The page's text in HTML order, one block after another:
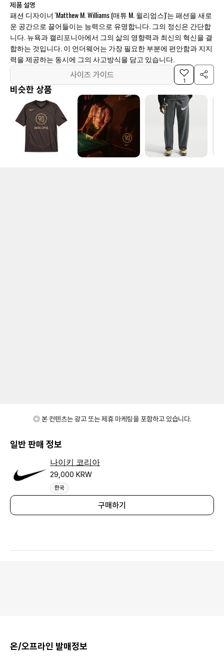
제품 설명
패션 디자이너 'Matthew M. Williams (매튜 M. 윌리엄스)'는 패션을 새로
운 공간으로 끌어들이는 능력으로 유명합니다. 그의 정신은 간단합
니다. 뉴욕과 캘리포니아에서 그의 삶의 영향력과 최신의 혁신을 결
합하는 것입니다. 이 언더웨어는 가장 필요한 부분에 편안함과 지지
력을 제공하는 동시에 그의 사고방식을 담고 있습니다.
사이즈 가이드
1
비슷한 상품
◎ 본 컨텐츠는 광고 또는 제휴 마케팅을 포함하고 있습니다.
일반 판매 정보
나이키 코리아
29,000 KRW
한국
구매하기
온/오프라인 발매정보